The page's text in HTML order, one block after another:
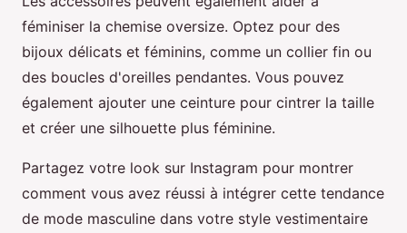
féminiser la chemise oversize. Optez pour des
bijoux délicats et féminins, comme un collier fin ou
des boucles d'oreilles pendantes. Vous pouvez
également ajouter une ceinture pour cintrer la taille
et créer une silhouette plus féminine.
Partagez votre look sur Instagram pour montrer
comment vous avez réussi à intégrer cette tendance
de mode masculine dans votre style vestimentaire